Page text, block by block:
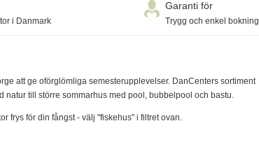
i Danmark
Garanti för
Trygg och enkel bokning
att ge oförglömliga semesterupplevelser. DanCenters sortiment
natur till större sommarhus med pool, bubbelpool och bastu.
frys för din fångst - välj "fiskehus" i filtret ovan.